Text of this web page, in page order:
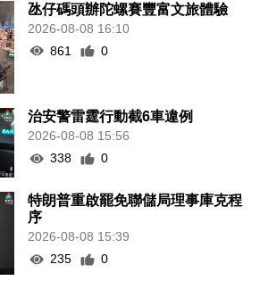
氹仔碼頭辦陀螺賽豐富文旅體驗
2026-08-08 16:10
861
0
治安警雷霆行動截6車違例
2026-08-08 15:56
338
0
特朗普重啟罷免聯儲局理事庫克程
序
2026-08-08 15:39
235
0